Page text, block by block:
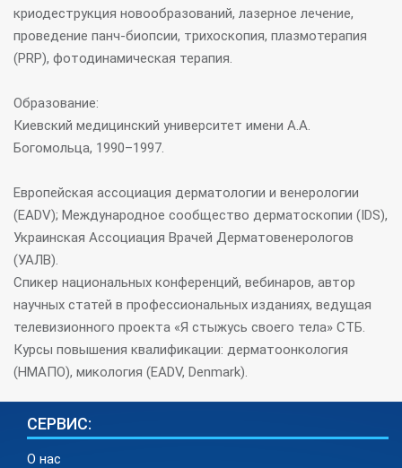
криодеструкция новообразований, лазерное лечение,
проведение панч-биопсии, трихоскопия, плазмотерапия
(PRP), фотодинамическая терапия.
Образование:
Киевский медицинский университет имени А.А.
Богомольца, 1990–1997.
Европейская ассоциация дерматологии и венерологии
(EADV); Международное сообщество дерматоскопии (IDS),
Украинская Ассоциация Врачей Дерматовенерологов
(УАЛВ).
Спикер национальных конференций, вебинаров, автор
научных статей в профессиональных изданиях, ведущая
телевизионного проекта «Я стыжусь своего тела» СТБ.
Курсы повышения квалификации: дерматоонкология
(НМАПО), микология (EADV, Denmark).
СЕРВИС:
О нас